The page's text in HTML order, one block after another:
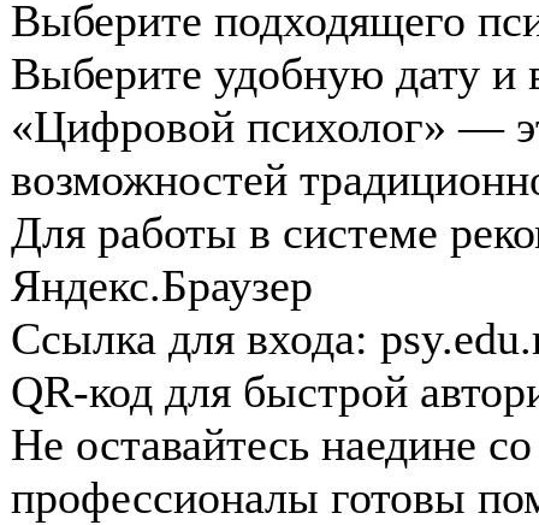
Выберите подходящего
Выберите удобную дату и
«Цифровой психолог» —
возможностей
Для работы в системе
Яндекс.Браузер
Ссылка для входа:
QR-код для быстрой
Не оставайтесь наедине
профессионалы готовы